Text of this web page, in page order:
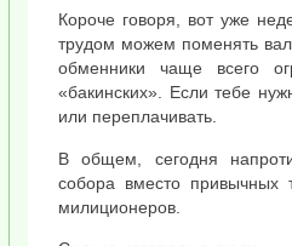
Короче говоря, вот уже
трудом можем поменять
обменники чаще всего
«бакинских». Если тебе
или переплачивать.
В общем, сегодня
собора вместо
милиционеров.